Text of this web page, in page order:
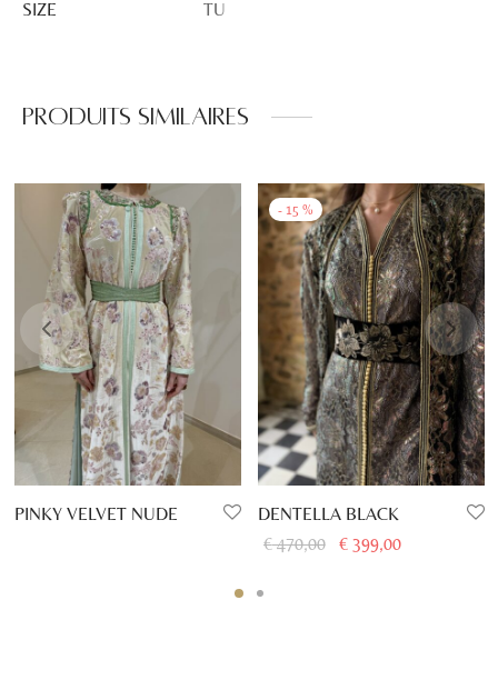
SIZE TU
Produits similaires
PINKY VELVET NUDE
- 15 %
DENTELLA BLACK
€470,00
Le prix
€399,00